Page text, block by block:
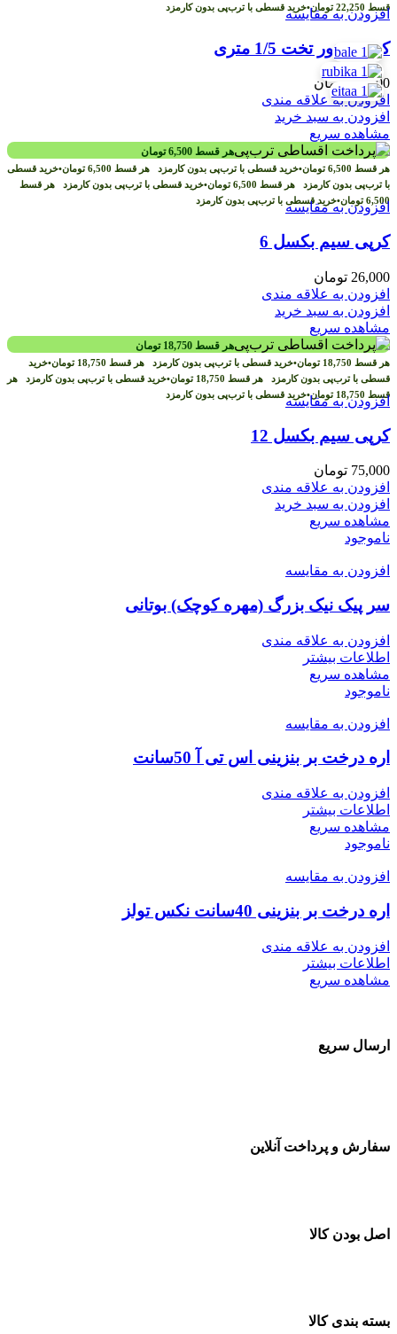
قسط 22,250 تومان•خرید قسطی با ترب‌پی بدون کارمزدافزودن به مقایسه
کش موتور تخت 1/5 متری
89,000 تومان
افزودن به علاقه مندی
افزودن به سبد خرید
مشاهده سریع
هر قسط 6,500 تومان
هر قسط 6,500 تومان•خرید قسطی با ترب‌پی بدون کارمزد هر قسط 6,500 تومان•خرید قسطی
با ترب‌پی بدون کارمزد هر قسط 6,500 تومان•خرید قسطی با ترب‌پی بدون کارمزد هر قسط
6,500 تومان•خرید قسطی با ترب‌پی بدون کارمزدافزودن به مقایسه
کرپی سیم بکسل 6
26,000 تومان
افزودن به علاقه مندی
افزودن به سبد خرید
مشاهده سریع
هر قسط 18,750 تومان
هر قسط 18,750 تومان•خرید قسطی با ترب‌پی بدون کارمزد هر قسط 18,750 تومان•خرید
قسطی با ترب‌پی بدون کارمزد هر قسط 18,750 تومان•خرید قسطی با ترب‌پی بدون کارمزد هر
قسط 18,750 تومان•خرید قسطی با ترب‌پی بدون کارمزدافزودن به مقایسه
کرپی سیم بکسل 12
75,000 تومان
افزودن به علاقه مندی
افزودن به سبد خرید
مشاهده سریع
ناموجود
افزودن به مقایسه
سر پیک نیک بزرگ (مهره کوچک) بوتانی
افزودن به علاقه مندی
اطلاعات بیشتر
مشاهده سریع
ناموجود
افزودن به مقایسه
اره درخت بر بنزینی اس تی آ 50سانت
افزودن به علاقه مندی
اطلاعات بیشتر
مشاهده سریع
ناموجود
افزودن به مقایسه
اره درخت بر بنزینی 40سانت نکس تولز
افزودن به علاقه مندی
اطلاعات بیشتر
مشاهده سریع
ارسال سریع
سفارش و پرداخت آنلاین
اصل بودن کالا
بسته بندی کالا